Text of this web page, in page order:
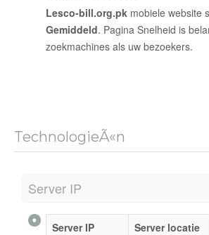
Lesco-bill.org.pk mobiele website
Gemiddeld. Pagina Snelheid is
zoekmachines als uw bezoekers.
TechnologieÃ«n
Server IP
Server IP Server locatie